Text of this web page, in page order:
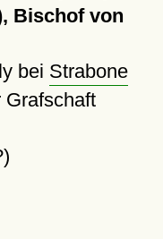
Bischof von
bei Strabone